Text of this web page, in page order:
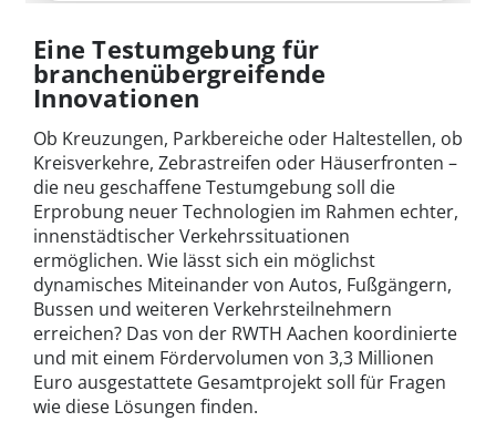
Eine Testumgebung für
branchenübergreifende
Innovationen
Ob Kreuzungen, Parkbereiche oder Haltestellen, ob
Kreisverkehre, Zebrastreifen oder Häuserfronten –
die neu geschaffene Testumgebung soll die
Erprobung neuer Technologien im Rahmen echter,
innenstädtischer Verkehrssituationen
ermöglichen. Wie lässt sich ein möglichst
dynamisches Miteinander von Autos, Fußgängern,
Bussen und weiteren Verkehrsteilnehmern
erreichen? Das von der RWTH Aachen koordinierte
und mit einem Fördervolumen von 3,3 Millionen
Euro ausgestattete Gesamtprojekt soll für Fragen
wie diese Lösungen finden.